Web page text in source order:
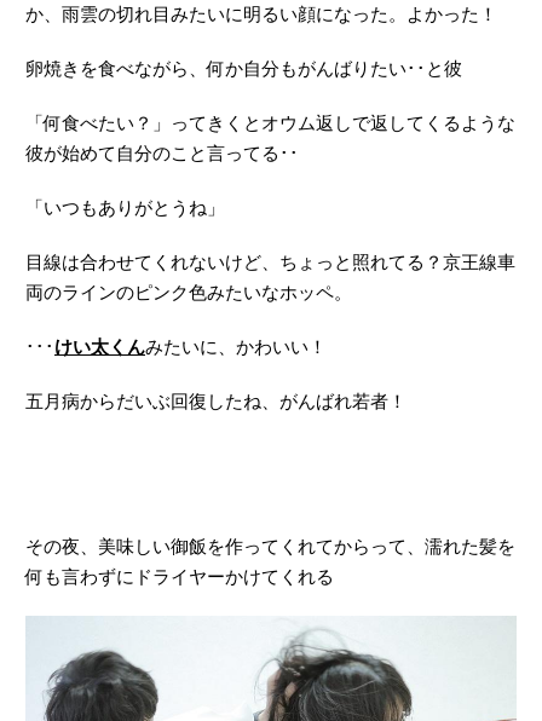
か、雨雲の切れ目みたいに明るい顔になった。よかった！
卵焼きを食べながら、何か自分もがんばりたい･･と彼
「何食べたい？」ってきくとオウム返しで返してくるような
彼が始めて自分のこと言ってる･･
「いつもありがとうね」
目線は合わせてくれないけど、ちょっと照れてる？京王線車
両のラインのピンク色みたいなホッペ。
･･･ けい太くんみたいに、かわいい！
五月病からだいぶ回復したね、がんばれ若者！
その夜、美味しい御飯を作ってくれてからって、濡れた髪を
何も言わずにドライヤーかけてくれる